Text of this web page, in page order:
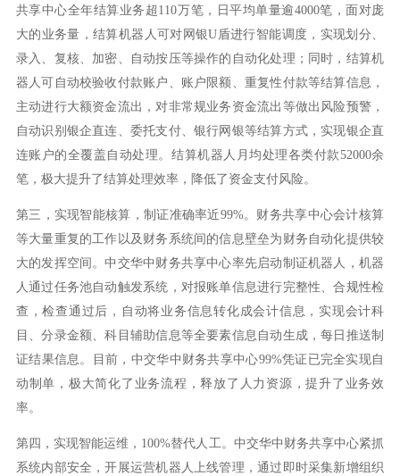
共享中心全年结算业务超110万笔，日平均单量逾4000笔，面对庞
大的业务量，结算机器人可对网银U盾进行智能调度，实现划分、
录入、复核、加密、自动按压等操作的自动化处理；同时，结算机
器人可自动校验收付款账户、账户限额、重复性付款等结算信息，
主动进行大额资金流出，对非常规业务资金流出等做出风险预警，
自动识别银企直连、委托支付、银行网银等结算方式，实现银企直
连账户的全覆盖自动处理。结算机器人月均处理各类付款52000余
笔，极大提升了结算处理效率，降低了资金支付风险。
第三，实现智能核算，制证准确率近99%。财务共享中心会计核算
等大量重复的工作以及财务系统间的信息壁垒为财务自动化提供较
大的发挥空间。中交华中财务共享中心率先启动制证机器人，机器
人通过任务池自动触发系统，对报账单信息进行完整性、合规性检
查，检查通过后，自动将业务信息转化成会计信息，实现会计科
目、分录金额、科目辅助信息等全要素信息自动生成，每日推送制
证结果信息。目前，中交华中财务共享中心99%凭证已完全实现自
动制单，极大简化了业务流程，释放了人力资源，提升了业务效
率。
第四，实现智能运维，100%替代人工。中交华中财务共享中心紧抓
系统内部安全，开展运营机器人上线管理，通过即时采集新增组织